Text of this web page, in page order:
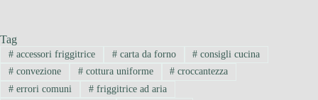
Tag
#accessori friggitrice #carta da forno # consigli cucina
#convezione #cottura uniforme # croccantezza
#errori comuni #friggitrice ad aria